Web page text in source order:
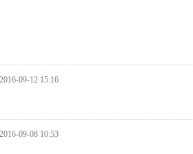
2016-09-12 15:16
2016-09-08 10:53